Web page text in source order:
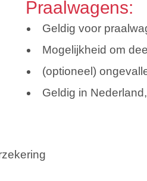
Praalwagens:
Geldig voor
Mogelijkheid om
(optioneel)
Geldig in